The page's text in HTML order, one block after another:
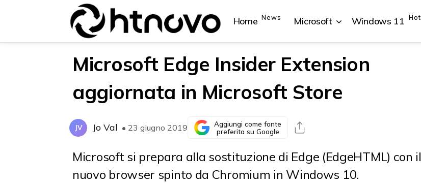
Home News Microsoft
{{POSTS[0].LABEL}} {{POSTS[1].LABEL}}
Windows 11 Hot
{{POSTS[0].LABEL}} {{POSTS[1].LABEL}}
Microsoft Edge Insider Extension
aggiornata in Microsoft Store
JV Jo Val • 23 giugno 2019
Aggiungi come fonte
preferita su Google
Microsoft si prepara alla sostituzione di Edge (EdgeHTML) con il
nuovo browser spinto da Chromium in Windows 10.